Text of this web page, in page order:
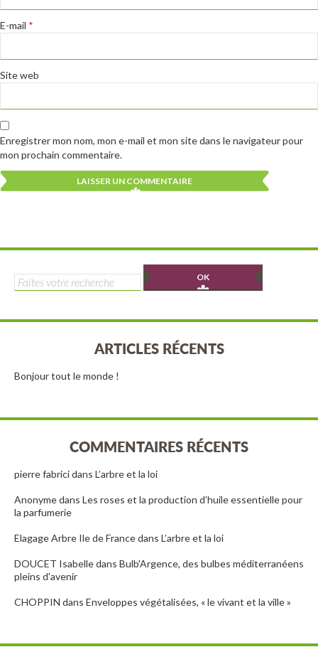
E-mail *
Site web
Enregistrer mon nom, mon e-mail et mon site dans le navigateur pour
mon prochain commentaire.
Rechercher :
ARTICLES RÉCENTS
Bonjour tout le monde !
COMMENTAIRES RÉCENTS
pierre fabricidans L’arbre et la loi
Anonymedans Les roses et la production d’huile essentielle pour
la parfumerie
Elagage Arbre Ile de Francedans L’arbre et la loi
DOUCET Isabelledans Bulb'Argence, des bulbes méditerranéens
pleins d'avenir
CHOPPIN dans Enveloppes végétalisées, « le vivant et la ville »